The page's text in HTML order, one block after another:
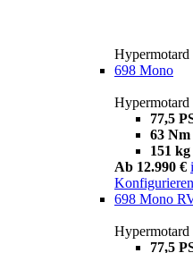
Hypermotard
698 Mono
77,5
63 Nm
151 kg
Ab 12.990 € i
Konfigurieren
698 Mono
77,5